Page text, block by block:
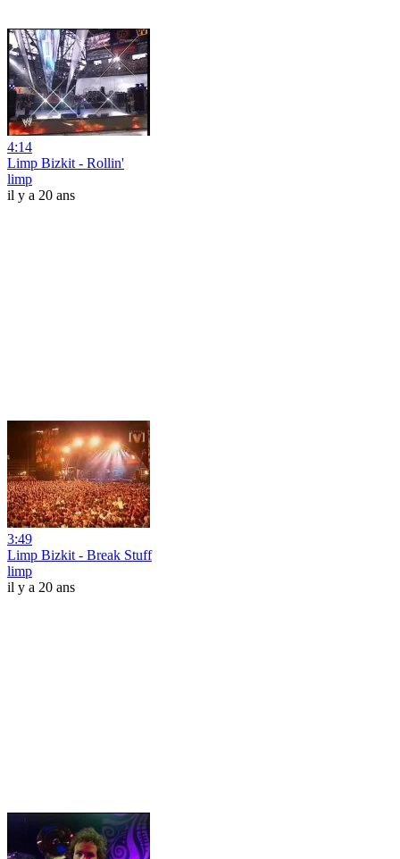
4:14
Limp Bizkit - Rollin'
limp
il y a 20 ans
3:49
Limp Bizkit - Break Stuff
limp
il y a 20 ans